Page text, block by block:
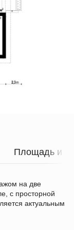
Площадь и
на две
с просторной
актуальным